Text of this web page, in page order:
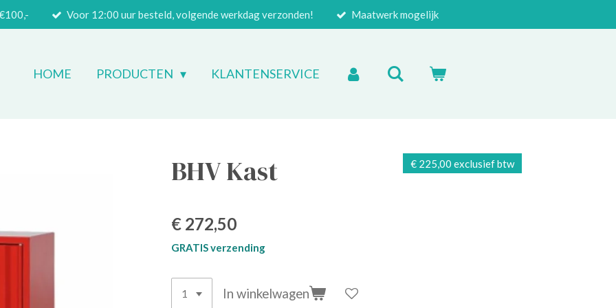
Voor 12:00 uur besteld, volgende werkdag verzonden! Maatwerk mogelijk
HOME PRODUCTEN KLANTENSERVICE
BHV Kast € 225,00 exclusief btw
€ 272,50
GRATIS verzending
In winkelwagen